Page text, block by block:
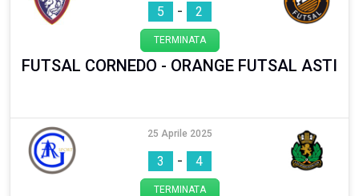
5 - 2
FUTSAL CORNEDO - ORANGE FUTSAL ASTI
TERMINATA
25 Aprile 2025
3 - 4
TERMINATA